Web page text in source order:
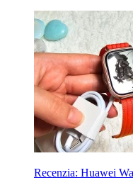
Recenzia: Huawei